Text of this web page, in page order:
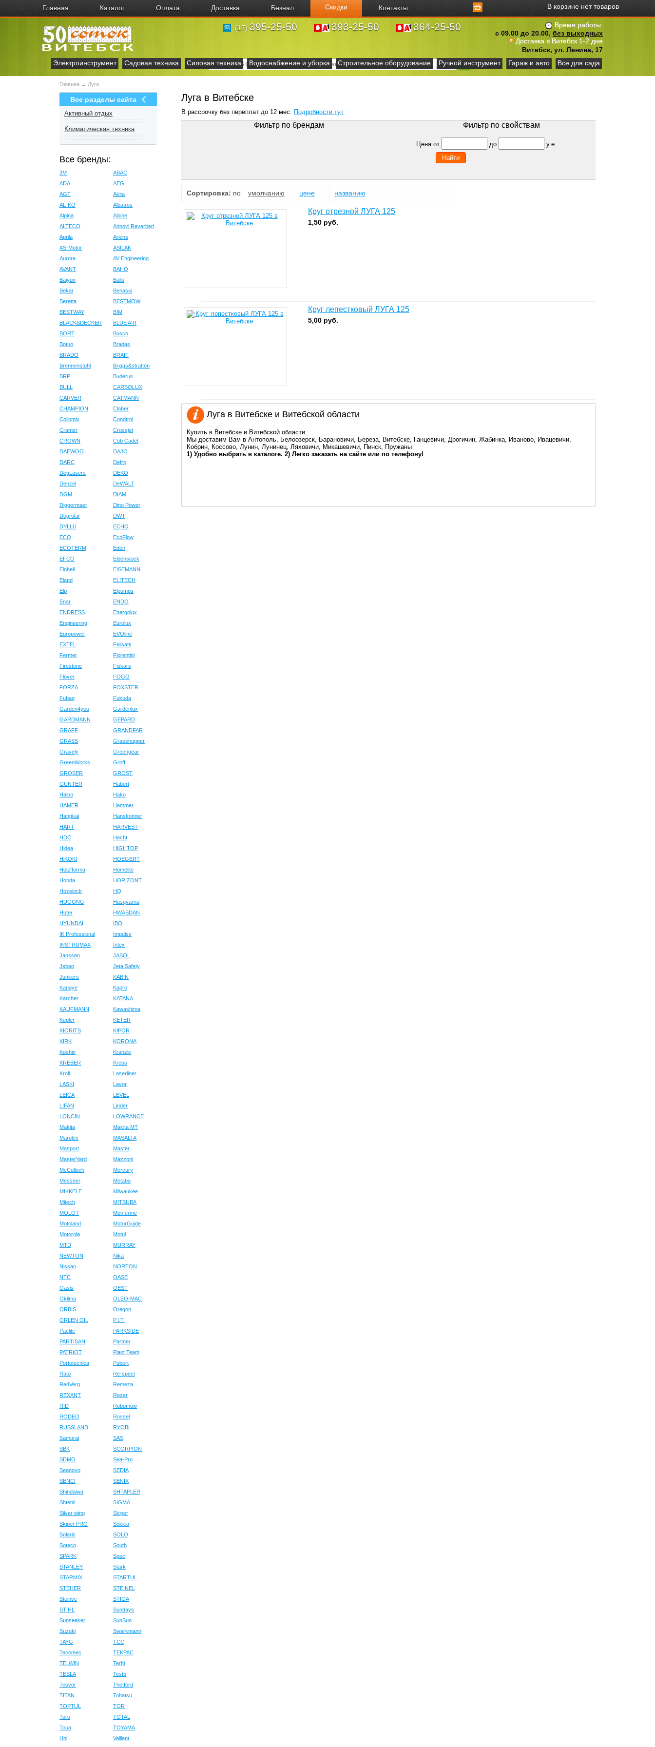
Главная Каталог Оплата Доставка Безнал Скидки Контакты В корзине нет товаров
Время работы:
с 09.00 до 20.00, без выходных
Доставка в Витебск 1-2 дня
Витебск, ул. Ленина, 17
(17) 395-25-50 393-25-50 364-25-50
Электроинструмент Садовая техника Силовая техника Водоснабжение и уборка Строительное оборудование Ручной инструмент Гараж и авто Все для сада
Главная → Луга
Все разделы сайта
Активный отдых
Климатическая техника
Все бренды:
3M
ABAC
ADA
AEG
AGT
Akita
AL-KO
Albatros
Alpina
Alpine
ALTECO
Annovi Reverberi
Aprila
Ariens
AS-Motor
ASILAK
Aurora
AV Engineering
AVANT
BAHO
Baiyun
Ballu
Bekar
Benassi
Beretta
BESTMOW
BESTWAY
BIM
BLACK&DECKER
BLUE AIR
BORT
Bosch
Botuo
Bradas
BRADO
BRAIT
Brennenstuhl
Briggs&stratton
BRP
Buderus
BULL
CARBOLUX
CARVER
CATMANN
CHAMPION
Claber
Collomix
Condtrol
Cramer
Crossjet
CROWN
Cub Cadet
DAEWOO
DAJO
DARC
Defro
DegLasers
DEKO
Denzel
DeWALT
DGM
DIAM
Diggermaer
Dino Power
Dogrular
DWT
DYLLU
ECHO
ECO
EcoFlow
ECOTERM
Edon
EFCO
Eibenstock
Einhell
EISEMANN
Eland
ELITECH
Elp
Elpumps
Enar
ENDO
ENDRESS
Energolux
Engineering
Eurolux
Europower
EVOline
EXTEL
Felisatti
Fermer
Fiorentini
Firestone
Fiskars
Flover
FOGO
FORZA
FOXSTER
Fubag
Fukuda
Garden4you
Gardenlux
GARDMANN
GEPARD
GRAFF
GRANDFAR
GRASS
Grasshopper
Gravely
Greengear
GreenWorks
Groff
GROSER
GROST
GUNTER
Habert
Haibo
Hako
HAMER
Hammer
Hangkai
Hanskonner
HART
HARVEST
HDC
Hecht
Hidea
HIGHTOP
HiKOKI
HOEGERT
Holzfforma
Homelite
Honda
HORIZONT
Hozelock
HQ
HUGONG
Husqvarna
Huter
HWASDAN
HYUNDAI
IBO
IK Professional
Impulse
INSTRUMAX
Intex
Janssen
JASOL
Jebao
Jeta Safety
Junkers
KABIN
Kangye
Kapro
Karcher
KATANA
KAUFMANN
Kawashima
Kepler
KETER
KIORITS
KIPOR
KIRK
KORONA
Koshin
Kranzle
KREBER
Kress
Kroll
Laserliner
LASKI
Lavor
LEICA
LEVEL
LIFAN
Linder
LONCIN
LOWRANCE
Makita
Makita MT
Marolex
MASALTA
Masport
Master
MasterYard
Mazzoni
McCulloch
Mercury
Messner
Metabo
MIKKELE
Milwaukee
Mitech
MITSUBA
MOLOT
Monferme
Motoland
MotorGuide
Motorola
Motul
MTD
MURRAY
NEWTON
Nika
Nissan
NORTON
NTC
OASE
Oasis
OEST
Oklima
OLEO-MAC
ORBIS
Oregon
ORLEN OIL
P.I.T.
Paclite
PARKSIDE
PARTISAN
Partner
PATRIOT
Plast Team
Portotecnica
Pubert
Rato
Re-spect
RedVerg
Remeza
REXANT
Rezer
RID
Robomow
RODEO
Rossel
RUSSLAND
RYOBI
Samurai
SAS
SBK
SCORPION
SDMO
Sea-Pro
Seanovo
SEDIA
SENCI
SENIX
Shindaiwa
SHTAPLER
Shtenli
SIGMA
Silver wing
Skiper
Skiper PRO
Sokkia
Solaris
SOLO
Soteco
South
SPARK
Spec
STANLEY
Stark
STARMIX
STARTUL
STEHER
STEINEL
Steinve
STIGA
STIHL
Sundays
Sunseeker
SunSun
Suzuki
Swarkmann
TAYG
TCC
Tecomec
TEKPAC
TELWIN
Terhi
TESLA
Testo
Tesvor
Thetford
TITAN
Tohatsu
TOPTUL
TOR
Toro
TOTAL
Toua
TOYAMA
Uni
Vaillant
Луга в Витебске
В рассрочку без переплат до 12 мес. Подробности тут
Фильтр по брендам Фильтр по свойствам
Цена от до у.е.
Сортировка: по умолчанию цене названию
Круг отрезной ЛУГА 125
1,50 руб.
Круг лепестковый ЛУГА 125
5,00 руб.
Луга в Витебске и Витебской области
Купить в Витебске и Витебской области.
Мы доставим Вам в Антополь, Белоозерск, Барановичи, Береза, Витебске, Ганцевичи, Дрогичин, Жабинка, Иваново, Ивацевичи,
Кобрин, Коссово, Лунин, Лунинец, Ляховичи, Микашевичи, Пинск, Пружаны
1) Удобно выбрать в каталоге. 2) Легко заказать на сайте или по телефону!